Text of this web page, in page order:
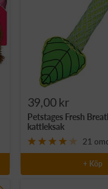
Rea-
pris
39,00 kr
Petstages Fresh
kattleksak
21
+ Köp